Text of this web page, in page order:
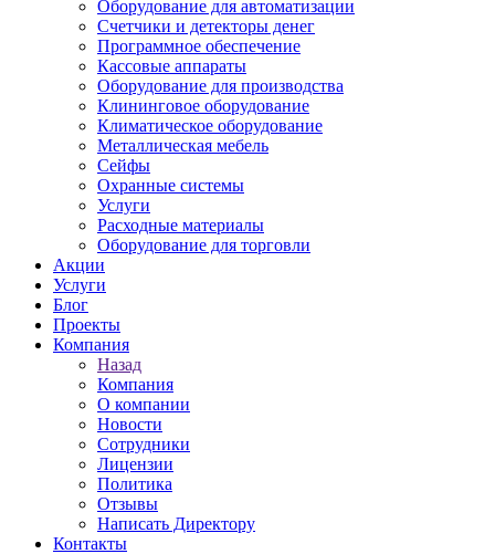
Оборудование для автоматизации
Счетчики и детекторы денег
Программное обеспечение
Кассовые аппараты
Оборудование для производства
Клининговое оборудование
Климатическое оборудование
Металлическая мебель
Сейфы
Охранные системы
Услуги
Расходные материалы
Оборудование для торговли
Акции
Услуги
Блог
Проекты
Компания
Назад
Компания
О компании
Новости
Сотрудники
Лицензии
Политика
Отзывы
Написать Директору
Контакты